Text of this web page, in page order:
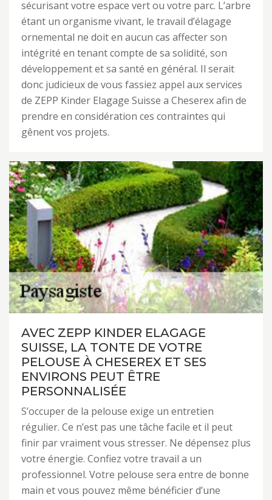
sécurisant votre espace vert ou votre parc. L’arbre
étant un organisme vivant, le travail d’élagage
ornemental ne doit en aucun cas affecter son
intégrité en tenant compte de sa solidité, son
développement et sa santé en général. Il serait
donc judicieux de vous fassiez appel aux services
de ZEPP Kinder Elagage Suisse a Cheserex afin de
prendre en considération ces contraintes qui
gênent vos projets.
AVEC ZEPP KINDER ELAGAGE
SUISSE, LA TONTE DE VOTRE
PELOUSE À CHESEREX ET SES
ENVIRONS PEUT ÊTRE
PERSONNALISÉE
S’occuper de la pelouse exige un entretien
régulier. Ce n’est pas une tâche facile et il peut
finir par vraiment vous stresser. Ne dépensez plus
votre énergie. Confiez votre travail a un
professionnel. Votre pelouse sera entre de bonne
main et vous pouvez même bénéficier d’une